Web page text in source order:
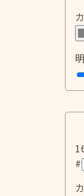
#